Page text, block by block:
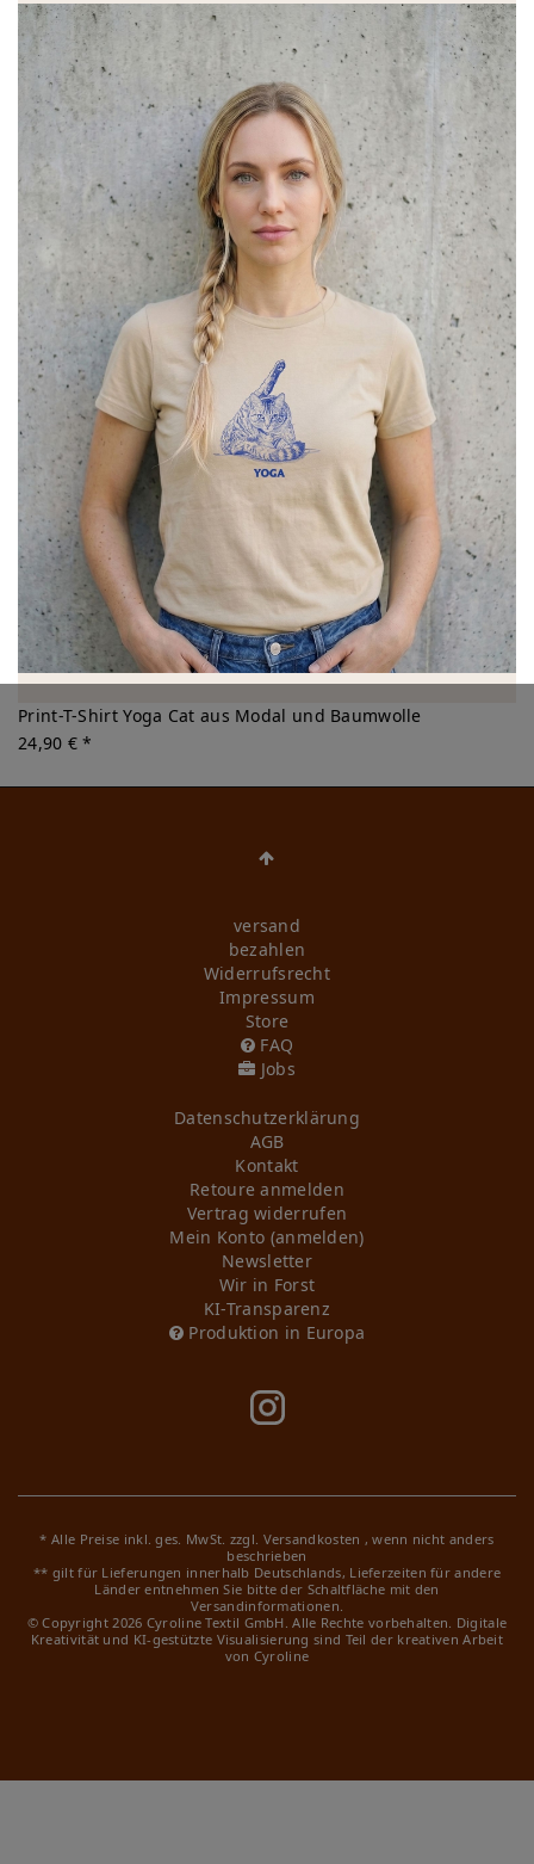
Print-T-Shirt Yoga Cat aus Modal und Baumwolle
24,90 € *
versand
bezahlen
Widerrufs­recht
Impressum
Store
FAQ
Jobs
Daten­schutz­erklärung
AGB
Kontakt
Retoure anmelden
Vertrag widerrufen
Mein Konto (anmelden)
Newsletter
Wir in Forst
KI-Transparenz
Produktion in Europa
* Alle Preise inkl. ges. MwSt. zzgl. Versandkosten , wenn nicht anders
beschrieben
** gilt für Lieferungen innerhalb Deutschlands, Lieferzeiten für andere
Länder entnehmen Sie bitte der Schaltfläche mit den
Versandinformationen.
© Copyright 2026 Cyroline Textil GmbH. Alle Rechte vorbehalten. Digitale
Kreativität und KI-gestützte Visualisierung sind Teil der kreativen Arbeit
von Cyroline